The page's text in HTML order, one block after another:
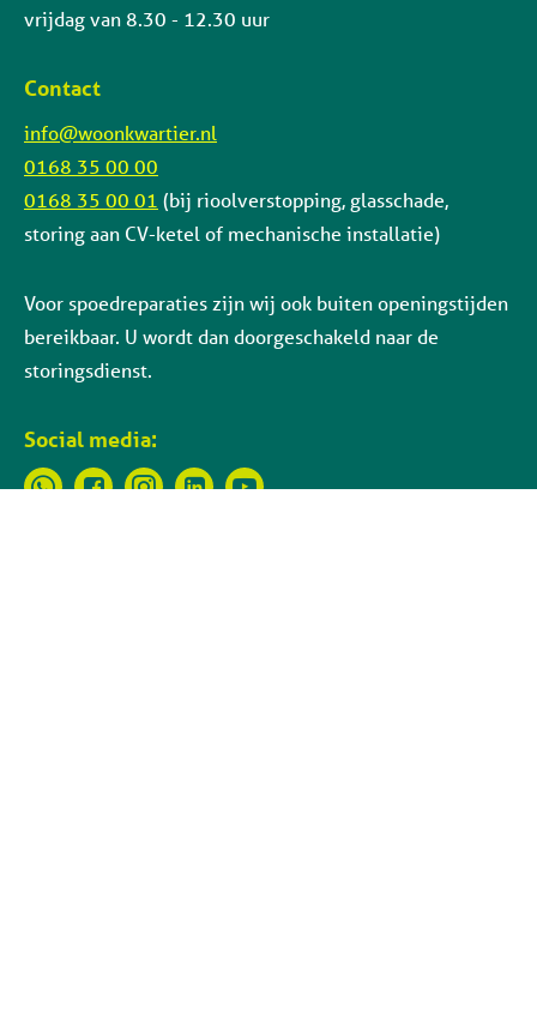
vrijdag van 8.30 - 12.30 uur
Contact
info@woonkwartier.nl
0168 35 00 00
0168 35 00 01 (bij rioolverstopping, glasschade,
storing aan CV-ketel of mechanische installatie)
Voor spoedreparaties zijn wij ook buiten openingstijden
bereikbaar. U wordt dan doorgeschakeld naar de
storingsdienst.
Social media: